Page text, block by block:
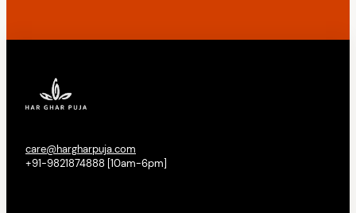
care@hargharpuja.com
+91-9821874888 [10am-6pm]